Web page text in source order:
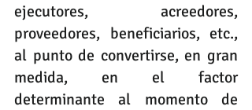
ejecutores, acreedores,
proveedores, beneficiarios, etc.,
al punto de convertirse, en gran
medida, en el factor
determinante al momento de